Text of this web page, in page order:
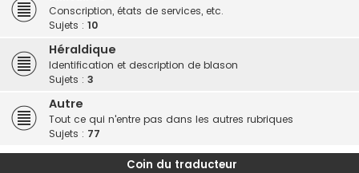
Conscription, états de services, etc.
Sujets : 10
Héraldique
Identification et description de blason
Sujets : 3
Autre
Tout ce qui n'entre pas dans les autres rubriques
Sujets : 77
Coin du traducteur